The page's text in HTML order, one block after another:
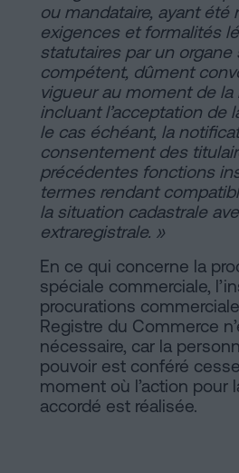
ou mandataire, ayant été
exigences et formalités
statutaires par un organe
compétent, dûment
vigueur au moment de la
incluant l’acceptation de
le cas échéant, la
consentement des
précédentes fonctions
termes rendant
la situation cadastrale
extraregistrale. »
En ce qui concerne la
spéciale commerciale,
procurations
Registre du Commerce
nécessaire, car la
pouvoir est conféré
moment où l’action pour
accordé est réalisée.